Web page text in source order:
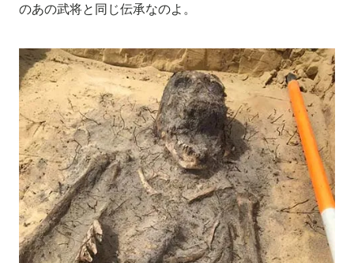
のあの武将と同じ伝承なのよ。